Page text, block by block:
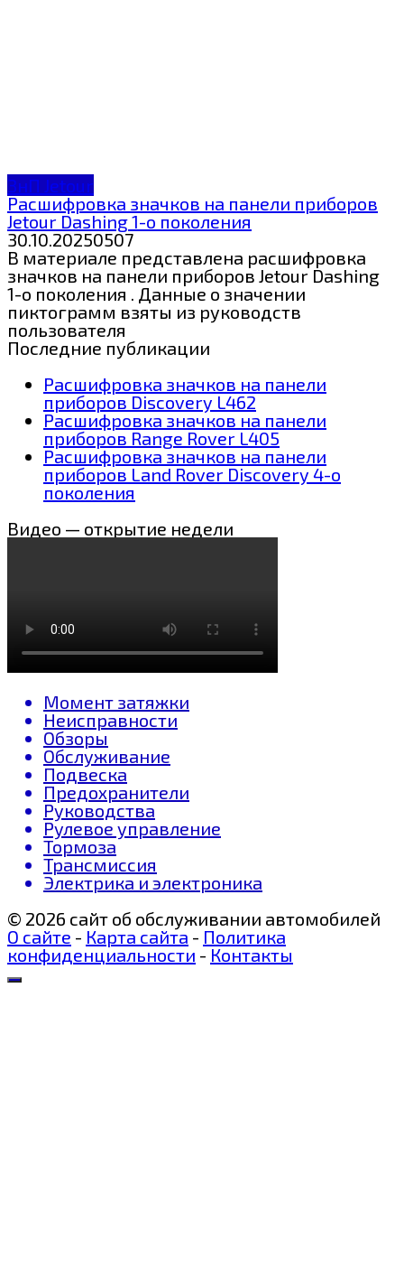
ЗнП Jetour
Расшифровка значков на панели приборов
Jetour Dashing 1-о поколения
30.10.20250507
В материале представлена расшифровка
значков на панели приборов Jetour Dashing
1-о поколения . Данные о значении
пиктограмм взяты из руководств
пользователя
Последние публикации
Расшифровка значков на панели
приборов Discovery L462
Расшифровка значков на панели
приборов Range Rover L405
Расшифровка значков на панели
приборов Land Rover Discovery 4-о
поколения
Видео — открытие недели
Момент затяжки
Неисправности
Обзоры
Обслуживание
Подвеска
Предохранители
Руководства
Рулевое управление
Тормоза
Трансмиссия
Электрика и электроника
© 2026 сайт об обслуживании автомобилей
О сайте - Карта сайта - Политика
конфиденциальности - Контакты